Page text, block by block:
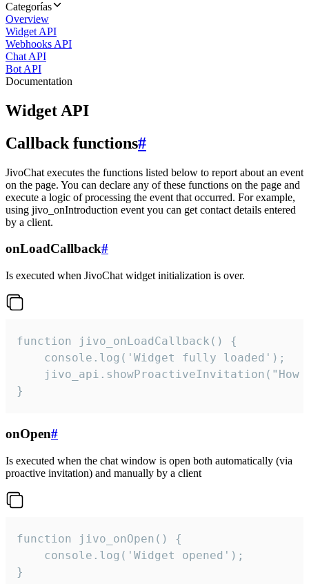
Categorías
Overview
Widget API
Webhooks API
Chat API
Bot API
Documentation
Widget API
Callback functions#
JivoChat executes the functions listed below to report about an event
on the page. You can declare any of these functions on the page and
execute a logic of processing the event that occurred. For example,
using jivo_onIntroduction event you can get contact details entered
by a client.
onLoadCallback#
Is executed when JivoChat widget initialization is over.
function jivo_onLoadCallback() {
    console.log('Widget fully loaded');
jivo_api.showProactiveInvitation("How
}
onOpen#
Is executed when the chat window is open both automatically (via
proactive invitation) and manually by a client
function jivo_onOpen() {
    console.log('Widget opened');
}